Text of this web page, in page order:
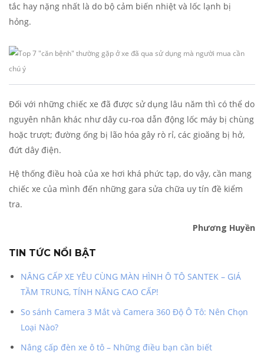
tắc hay nặng nhất là do bộ cảm biến nhiệt và lốc lạnh bị
hỏng.
Đối với những chiếc xe đã được sử dụng lâu năm thì có thể do
nguyên nhân khác như dây cu-roa dẫn động lốc máy bị chùng
hoặc trượt; đường ống bị lão hóa gây rò rỉ, các gioăng bị hở,
đứt dây điện.
Hệ thống điều hoà của xe hơi khá phức tạp, do vậy, cần mang
chiếc xe của mình đến những gara sửa chữa uy tín đề kiểm
tra.
Phương Huyền
TIN TỨC NỔI BẬT
NÂNG CẤP XE YÊU CÙNG MÀN HÌNH Ô TÔ SANTEK – GIÁ
TẦM TRUNG, TÍNH NĂNG CAO CẤP!
So sánh Camera 3 Mắt và Camera 360 Độ Ô Tô: Nên Chọn
Loại Nào?
Nâng cấp đèn xe ô tô – Những điều bạn cần biết